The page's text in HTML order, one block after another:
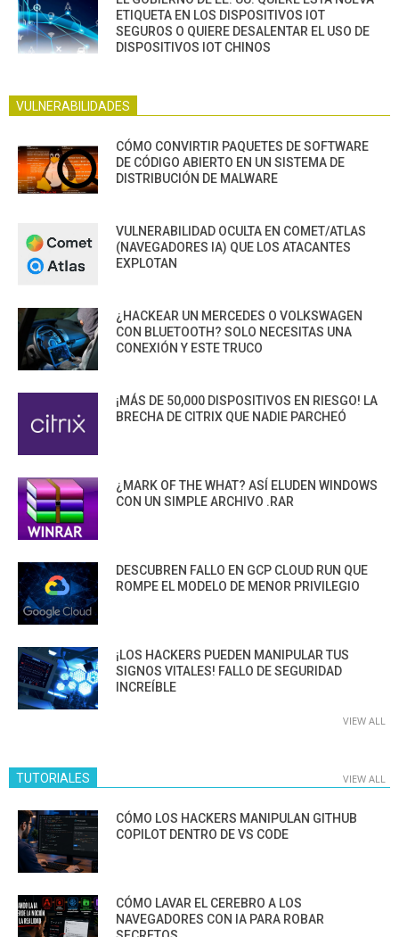
ETIQUETA EN LOS DISPOSITIVOS IOT
SEGUROS O QUIERE DESALENTAR EL USO DE
DISPOSITIVOS IOT CHINOS
VULNERABILIDADES
CÓMO CONVIRTIR PAQUETES DE SOFTWARE
DE CÓDIGO ABIERTO EN UN SISTEMA DE
DISTRIBUCIÓN DE MALWARE
VULNERABILIDAD OCULTA EN COMET/ATLAS
(NAVEGADORES IA) QUE LOS ATACANTES
EXPLOTAN
¿HACKEAR UN MERCEDES O VOLKSWAGEN
CON BLUETOOTH? SOLO NECESITAS UNA
CONEXIÓN Y ESTE TRUCO
¡MÁS DE 50,000 DISPOSITIVOS EN RIESGO! LA
BRECHA DE CITRIX QUE NADIE PARCHEÓ
¿MARK OF THE WHAT? ASÍ ELUDEN WINDOWS
CON UN SIMPLE ARCHIVO .RAR
DESCUBREN FALLO EN GCP CLOUD RUN QUE
ROMPE EL MODELO DE MENOR PRIVILEGIO
¡LOS HACKERS PUEDEN MANIPULAR TUS
SIGNOS VITALES! FALLO DE SEGURIDAD
INCREÍBLE
VIEW ALL
TUTORIALES VIEW ALL
CÓMO LOS HACKERS MANIPULAN GITHUB
COPILOT DENTRO DE VS CODE
CÓMO LAVAR EL CEREBRO A LOS
NAVEGADORES CON IA PARA ROBAR